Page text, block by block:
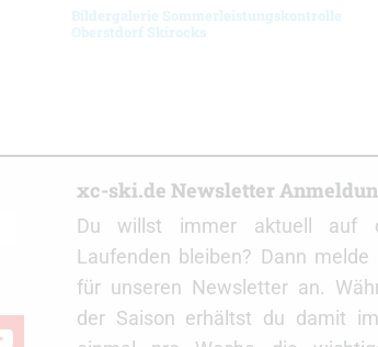
Bildergalerie Sommerleistungskontrolle
Oberstdorf Skirocks
xc-ski.de Newsletter
Du willst immer aktuell auf
Laufenden bleiben? Dann melde
für unseren Newsletter an.
der Saison erhältst du damit